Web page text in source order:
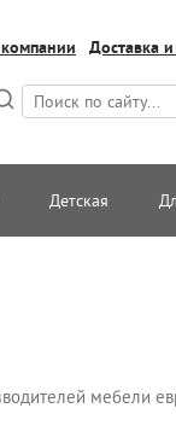
Доставка
Детская
мебели